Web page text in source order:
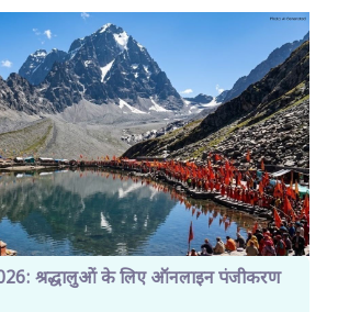
श्रद्धालुओं के लिए ऑनलाइन पंजीकरण